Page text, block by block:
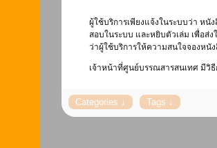
ผู้ใช้บริการเพียงแจ้งในระบบว่า หนั
สอบในระบบ และหยิบตัวเล่ม เพื่อส่
ว่าผู้ใช้บริการให้ความสนใจจองหนั
เจ้าหน้าที่ศูนย์บรรณสารสนเทศ มีวิ